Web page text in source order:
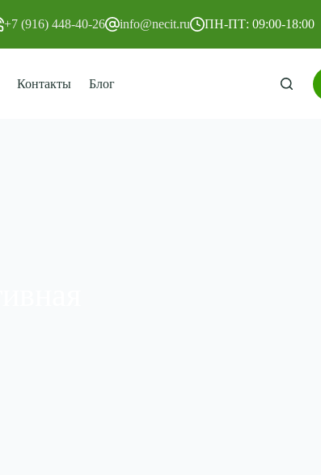
+7 (916) 448-40-26 info@necit.ru ПН-ПТ: 09:00-18:00
Контакты Блог